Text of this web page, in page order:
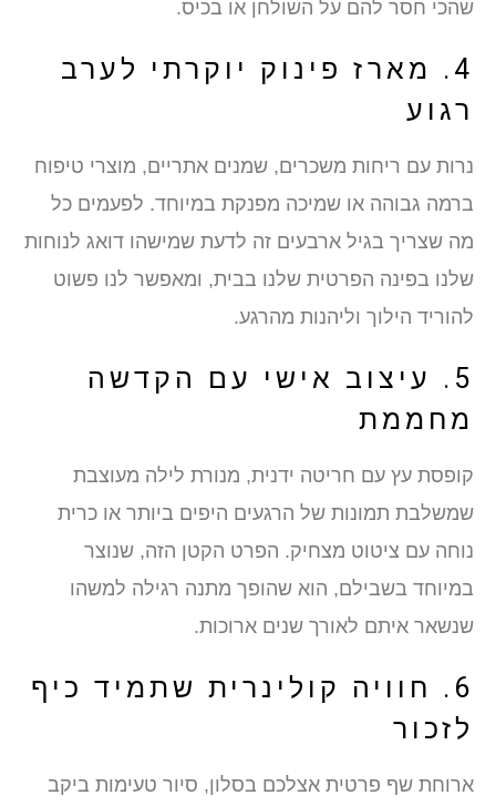
שהכי חסר להם על השולחן או בכיס.
4. מארז פינוק יוקרתי לערב
רגוע
נרות עם ריחות משכרים, שמנים אתריים, מוצרי טיפוח
ברמה גבוהה או שמיכה מפנקת במיוחד. לפעמים כל
מה שצריך בגיל ארבעים זה לדעת שמישהו דואג לנוחות
שלנו בפינה הפרטית שלנו בבית, ומאפשר לנו פשוט
להוריד הילוך וליהנות מהרגע.
5. עיצוב אישי עם הקדשה
מחממת
קופסת עץ עם חריטה ידנית, מנורת לילה מעוצבת
שמשלבת תמונות של הרגעים היפים ביותר או כרית
נוחה עם ציטוט מצחיק. הפרט הקטן הזה, שנוצר
במיוחד בשבילם, הוא שהופך מתנה רגילה למשהו
שנשאר איתם לאורך שנים ארוכות.
6. חוויה קולינרית שתמיד כיף
לזכור
ארוחת שף פרטית אצלכם בסלון, סיור טעימות ביקב